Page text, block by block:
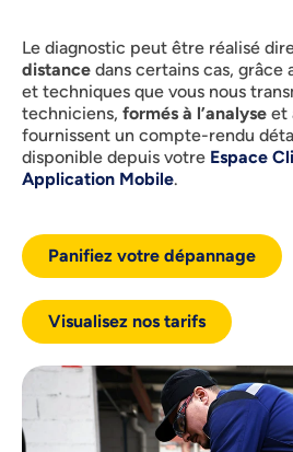
Le diagnostic peut être réalisé
distance dans certains cas, grâce
et techniques que vous nous
techniciens, formés à l’analyse et
fournissent un compte-rendu
disponible depuis votre Espace
Application Mobile.
Panifiez votre dépannage
Visualisez nos tarifs